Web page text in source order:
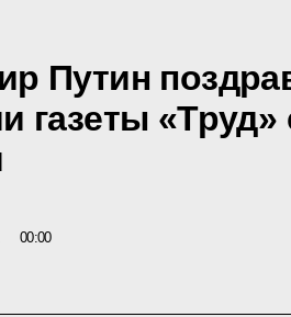
Путин
газеты «Труд»
00:00